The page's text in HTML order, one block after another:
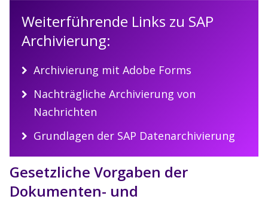
Weiterführende Links zu SAP
Archivierung:
Archivierung mit Adobe Forms
Nachträgliche Archivierung von
Nachrichten
Grundlagen der SAP Datenarchivierung
Gesetzliche Vorgaben der
Dokumenten- und